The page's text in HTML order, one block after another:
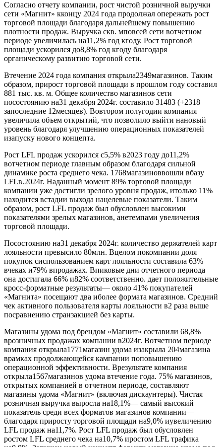
Согласно отчету компании, рост чистой розничной выручки
сети «Магнит» кконцу 2024 года продолжал опережать рост
торговой площади благодаря дальнейшему повышению
плотности продаж. Выручка скв. мповсей сети вотчетном
периоде увеличилась на11,2% год кгоду. Рост торговой
площади ускорился до8,8% год кгоду благодаря
органическому развитию торговой сети.
Втечение 2024 года компания открыла2349магазинов. Таким
образом, прирост торговой площади в прошлом году составил
881 тыс. кв. м. Общее количество магазинов сети
посостоянию на31 декабря 2024г. составило 31483 (+2318
запоследние 12месяцев). Вовтором полугодии компания
увеличила объем открытий, что позволило выйти нановый
уровень благодаря улучшению операционных показателей
изапуску нового концепта.
Рост LFL продаж ускорился с5,5% в2023 году до11,2%
вотчетном периоде главным образом благодаря сильной
динамике роста среднего чека. 1768магазиноввошли вбазу
LFLв.2024г. Наданный момент 89% торговой площади
компании уже достигли зрелого уровня продаж, итолько 11%
находится встадии выхода нацелевые показатели. Таким
образом, рост LFL продаж был обусловлен высокими
показателями зрелых магазинов, анетемпами увеличения
торговой площади.
Посостоянию на31 декабря 2024г. количество держателей карт
лояльности превысило 80млн. Вцелом покомпании доля
покупок сиспользованием карт лояльности составила 63%
вчеках и79% впродажах. Впиковые дни отчетного периода
она достигала 66% и82% соответственно. дает положительные
кросс-форматные результаты— около 41% покупателей
«Магнита» посещают два иболее формата магазинов. Средний
чек активного пользователя карты лояльности в2 раза выше
посравнению странзакцией без карты.
Магазины удома под брендом «Магнит» составили 68,8%
врозничных продажах компании в2024г. Вотчетном периоде
компания открыла1771магазин удома изакрыла 204магазина
врамках продолжающейся кампании поповышению
операционной эффективности. Врезультате компания
открыла1567магазинов удома втечение года. 75% магазинов,
открытых компанией в отчетном периоде, составляют
магазины удома «Магнит» (включая дискаунтеры). Чистая
розничная выручка выросла на18,1%— самый высокий
показатель среди всех форматов магазинов компании—
благодаря приросту торговой площади на9,0% иувеличению
LFL продаж на11,7%. Рост LFL продаж был обусловлен
ростом LFL среднего чека на10,7% иростом LFL трафика